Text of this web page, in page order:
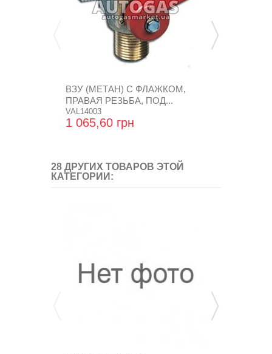
ВЗУ (МЕТАН) С ФЛАЖКОМ,
ПРАВАЯ РЕЗЬБА, ПОД...
VAL14003
1 065,60 грн
28 ДРУГИХ ТОВАРОВ ЭТОЙ
КАТЕГОРИИ: